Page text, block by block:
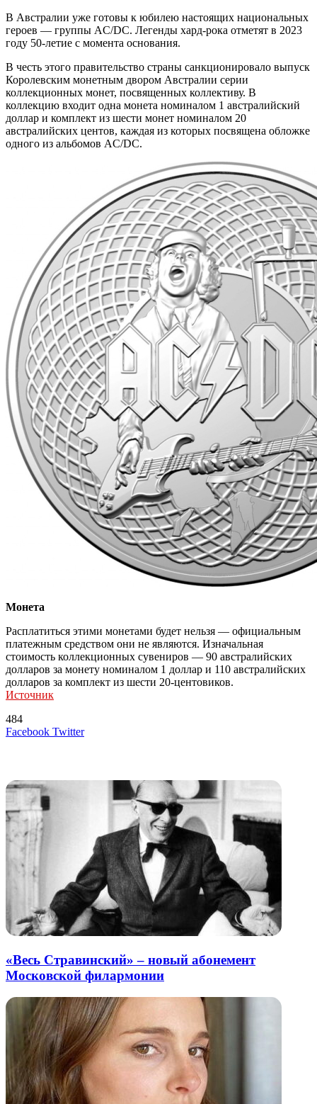
В Австралии уже готовы к юбилею настоящих национальных
героев — группы AC/DC. Легенды хард-рока отметят в 2023
году 50-летие с момента основания.
В честь этого правительство страны санкционировало выпуск
Королевским монетным двором Австралии серии
коллекционных монет, посвященных коллективу. В
коллекцию входит одна монета номиналом 1 австралийский
доллар и комплект из шести монет номиналом 20
австралийских центов, каждая из которых посвящена обложке
одного из альбомов AC/DC.
Монета
Расплатиться этими монетами будет нельзя — официальным
платежным средством они не являются. Изначальная
стоимость коллекционных сувениров — 90 австралийских
долларов за монету номиналом 1 доллар и 110 австралийских
долларов за комплект из шести 20-центовиков.
Источник
484
Facebook TwitterLinkedIn
Tumblr
Reddit
Вконтакте
Одноклассники
Skype
Messenger
Messenger
WhatsApp
Telegram
Viber
Line
Поделиться
Печатать
«Весь Стравинский» – новый абонемент
Московской филармонии